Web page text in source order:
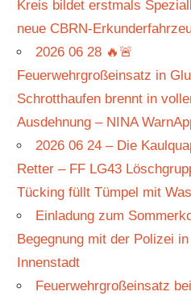
Kreis bildet erstmals
neue CBRN-
2026 06 28 🔥🚨
Feuerwehrgroßeinsatz in
Schrotthaufen brennt in
Ausdehnung – NINA
2026 06 24 – Die
Retter – FF LG43
Tücking füllt Tümpel mit
Einladung zum
Begegnung mit der Polizei
Innenstadt
Feuerwehrgroßeinsatz bei